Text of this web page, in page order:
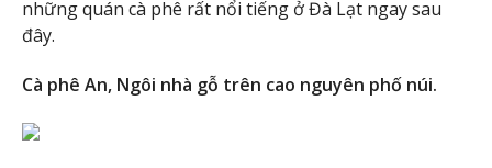
những quán cà phê rất nổi tiếng ở Đà Lạt ngay sau
đây.
Cà phê An, Ngôi nhà gỗ trên cao nguyên phố núi.